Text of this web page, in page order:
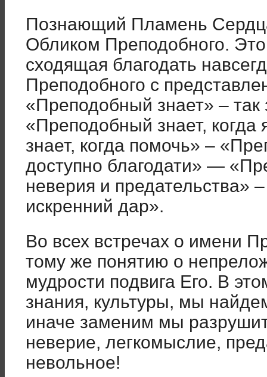
Познающий Пламень
Обликом Пре­подобного.
сходящая благодать
Преподобного с
«Преподобный знает» –
«Преподобный знает,
знает, когда помочь» –
доступно благодати» —
неверия и предательства»
искренний дар».
Во всех встречах о имени
тому же понятию о
мудрости подвига Его. В
знания, культуры, мы
иначе заменим мы
неверие, легкомыслие,
невольное!